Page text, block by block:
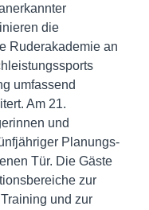
die
Ruderakademie an
umfassend
Am 21.
und
Planungs-
Tür. Die Gäste
zur
und zur